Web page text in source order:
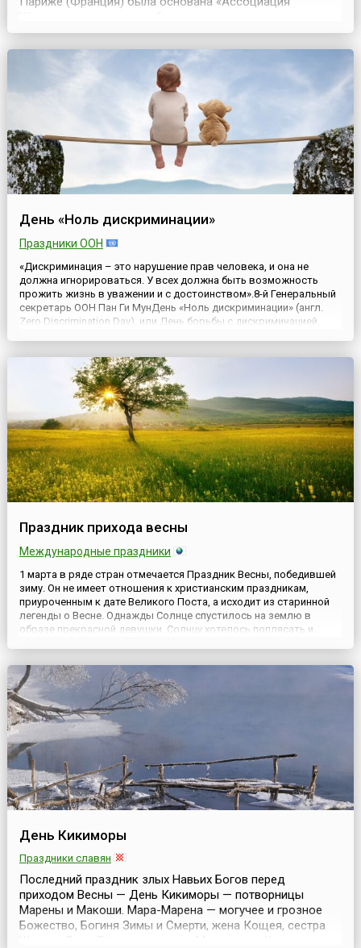
посредством двухсторонних и многосторонних
соглашений локальных зон безопасности во всех
странах, где гражданское население, а именно
женщины, дети, старики и...
День «Ноль дискриминации»
Праздники ООН
«Дискриминация – это нарушение прав человека, и она не
должна игнорироваться. У всех должна быть возможность
прожить жизнь в уважении и с достоинством».8-й Генеральный
секретарь ООН Пан Ги МунДень «Ноль дискриминации» (англ.
Zero Discrimination Day), или День борьбы с дискриминацией,
Праздник прихода весны
Международные праздники
1 марта в ряде стран отмечается Праздник Весны, победившей
зиму. Он не имеет отношения к христианским праздникам,
приуроченным к дате Великого Поста, а исходит из старинной
легенды о Весне. Однажды Солнце спустилось на землю в
образе прекрасной девушки. Солнцу хотелось поплясать и
День Кикиморы
Праздники славян
Последний праздник злых Навьих Богов перед
приходом Весны — День Кикиморы — потворницы
Марены и Макоши. Мара-Марена — могучее и грозное
Божество, Богиня Зимы и Смерти, жена Кощея, сестра